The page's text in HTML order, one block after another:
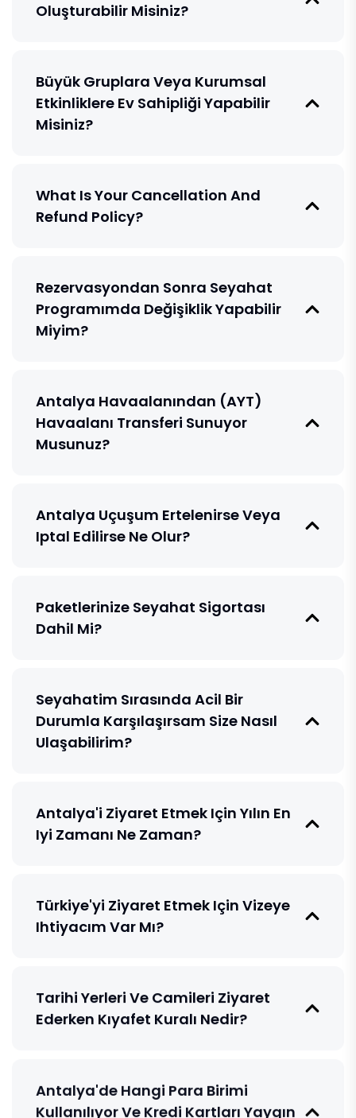
Oluşturabilir Misiniz?
Büyük Gruplara Veya Kurumsal
Etkinliklere Ev Sahipliği Yapabilir
Misiniz?
What Is Your Cancellation And
Refund Policy?
Rezervasyondan Sonra Seyahat
Programımda Değişiklik Yapabilir
Miyim?
Antalya Havaalanından (AYT)
Havaalanı Transferi Sunuyor
Musunuz?
Antalya Uçuşum Ertelenirse Veya
Iptal Edilirse Ne Olur?
Paketlerinize Seyahat Sigortası
Dahil Mi?
Seyahatim Sırasında Acil Bir
Durumla Karşılaşırsam Size Nasıl
Ulaşabilirim?
Antalya'i Ziyaret Etmek Için Yılın En
Iyi Zamanı Ne Zaman?
Türkiye'yi Ziyaret Etmek Için Vizeye
Ihtiyacım Var Mı?
Tarihi Yerleri Ve Camileri Ziyaret
Ederken Kıyafet Kuralı Nedir?
Antalya'de Hangi Para Birimi
Kullanılıyor Ve Kredi Kartları Yaygın